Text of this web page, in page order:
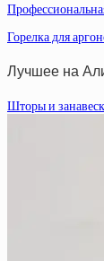
Горелка для
Лучшее на
Шторы и